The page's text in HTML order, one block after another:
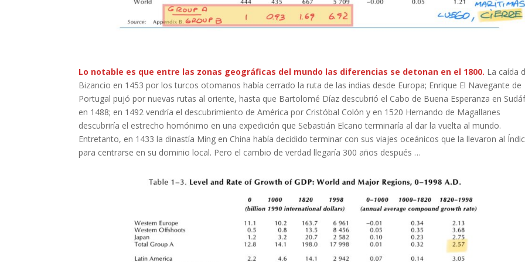
Lo notable es que entre las zonas geográficas del mundo las diferencias se detonan en el 1800. La caída
Bizancio en 1453 por los turcos otomanos había cerrado la ruta de las indias desde Europa; Enrique El Navegante de
Portugal pujó por nuevas rutas al oriente, hasta que Bartolomé Díaz descubrió el Cabo de Buena Esperanza en
en 1488; en 1492 vendría el descubrimiento de América por Cristóbal Colón y en 1520 Hernando de Magallanes
descubriría el estrecho homónimo en una expedición que Sebastián Elcano terminaría al dar la vuelta al mundo.
Entretanto, en 1433 la dinastía Ming en China había decidido terminar con sus viajes oceánicos que la llevaron al
para centrarse en su dominio local. Pero el cambio de verdad llegaría 300 años después …